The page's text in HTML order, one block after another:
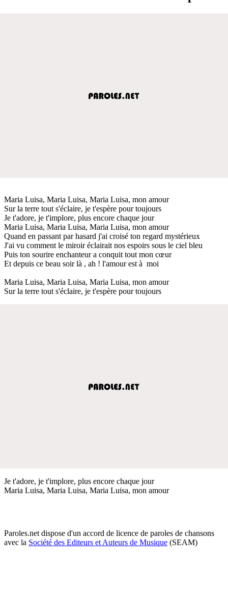
Maria Luisa, Maria Luisa, Maria Luisa, mon amour
Sur la terre tout s'éclaire, je t'espère pour toujours
Je t'adore, je t'implore, plus encore chaque jour
Maria Luisa, Maria Luisa, Maria Luisa, mon amour
Quand en passant par hasard j'ai croisé ton regard mystérieux
J'ai vu comment le miroir éclairait nos espoirs sous le ciel bleu
Puis ton sourire enchanteur a conquit tout mon cœur
Et depuis ce beau soir là , ah ! l'amour est à moi
Maria Luisa, Maria Luisa, Maria Luisa, mon amour
Sur la terre tout s'éclaire, je t'espère pour toujours
Je t'adore, je t'implore, plus encore chaque jour
Maria Luisa, Maria Luisa, Maria Luisa, mon amour
Paroles.net dispose d'un accord de licence de paroles de chansons
avec la Société des Editeurs et Auteurs de Musique (SEAM)